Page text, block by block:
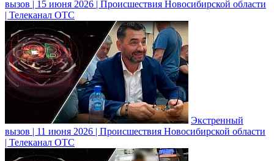
вызов | 15 июня 2026 | Происшествия Новосибирской области
| Телеканал ОТС
Экстренный
вызов | 11 июня 2026 | Происшествия Новосибирской области
| Телеканал ОТС